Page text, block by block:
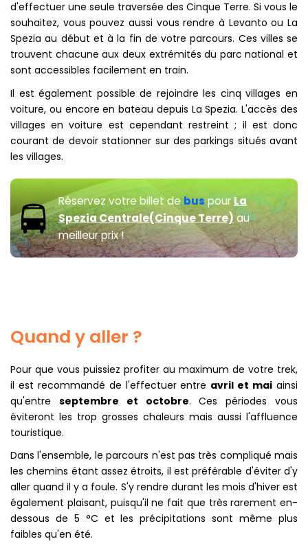
d'effectuer une seule traversée des Cinque Terre. Si vous le
souhaitez, vous pouvez aussi vous rendre à Levanto ou La
Spezia au début et à la fin de votre parcours. Ces villes se
trouvent chacune aux deux extrémités du parc national et
sont accessibles facilement en train.
Il est également possible de rejoindre les cinq villages en
voiture, ou encore en bateau depuis La Spezia. L'accès des
villages en voiture est cependant restreint ; il est donc
courant de devoir stationner sur des parkings situés avant
les villages.
Réservez votre billet debuspourLa
Spezia Centrale(Cinque Terre) au
meilleur prix !
Quand y aller ?
Pour que vous puissiez profiter au maximum de votre trek,
il est recommandé de l'effectuer entre avril et mai ainsi
qu'entre septembre et octobre. Ces périodes vous
éviteront les trop grosses chaleurs mais aussi l'affluence
touristique.
Dans l'ensemble, le parcours n'est pas très compliqué mais
les chemins étant assez étroits, il est préférable d'éviter d'y
aller quand il y a foule. S'y rendre durant les mois d'hiver est
également plaisant, puisqu'il ne fait que très rarement en-
dessous de 5 °C et les précipitations sont même plus
faibles qu'en été.